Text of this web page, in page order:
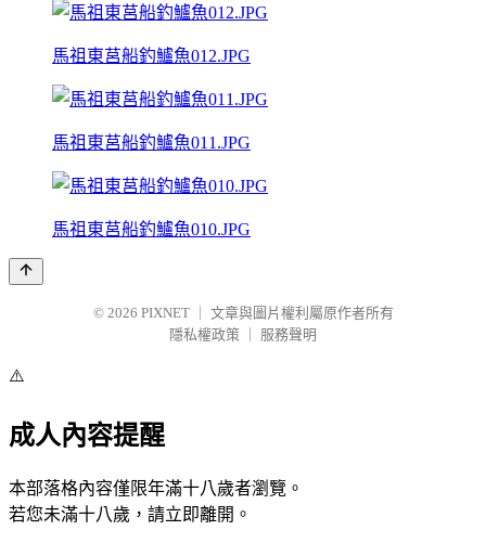
馬祖東莒船釣鱸魚012.JPG
馬祖東莒船釣鱸魚011.JPG
馬祖東莒船釣鱸魚010.JPG
© 2026 PIXNET
文章與圖片權利屬原作者所有
隱私權政策
服務聲明
⚠️
成人內容提醒
本部落格內容僅限年滿十八歲者瀏覽。
若您未滿十八歲，請立即離開。